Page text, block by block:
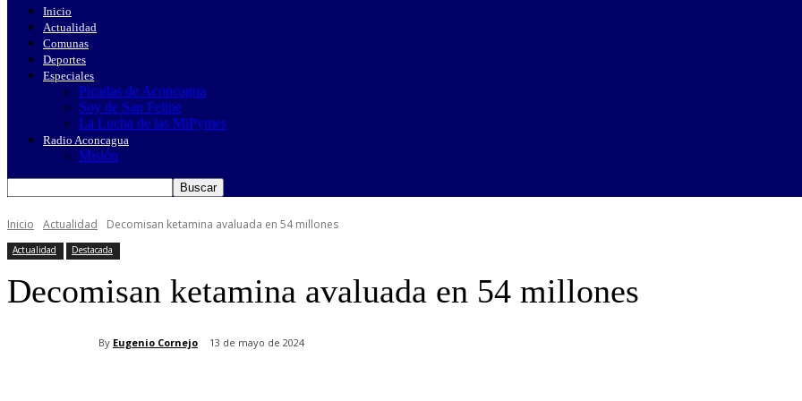
Inicio
Actualidad
Comunas
Deportes
Especiales
Picadas de Aconcagua
Soy de San Felipe
La Lucha de las MiPymes
Radio Aconcagua
Misión
Inicio Actualidad Decomisan ketamina avaluada en 54 millones
Actualidad Destacada
Decomisan ketamina avaluada en 54 millones
By Eugenio Cornejo 13 de mayo de 2024